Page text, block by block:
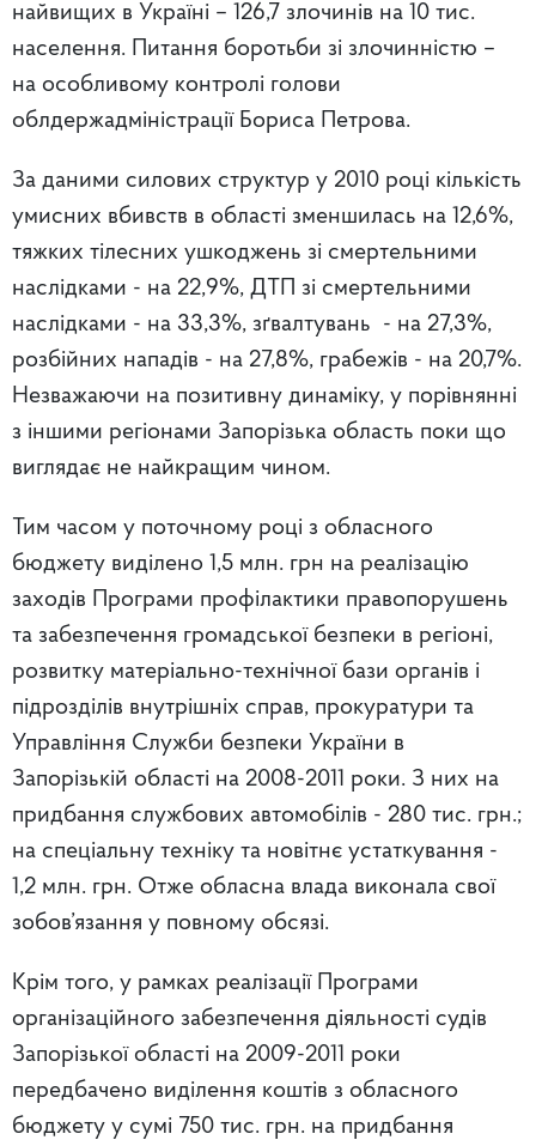
найвищих в Україні – 126,7 злочинів на 10 тис.
населення. Питання боротьби зі злочинністю –
на особливому контролі голови
облдержадміністрації Бориса Петрова.
За даними силових структур у 2010 році кількість
умисних вбивств в області зменшилась на 12,6%,
тяжких тілесних ушкоджень зі смертельними
наслідками - на 22,9%, ДТП зі смертельними
наслідками - на 33,3%, зґвалтувань - на 27,3%,
розбійних нападів - на 27,8%, грабежів - на 20,7%.
Незважаючи на позитивну динаміку, у порівнянні
з іншими регіонами Запорізька область поки що
виглядає не найкращим чином.
Тим часом у поточному році з обласного
бюджету виділено 1,5 млн. грн на реалізацію
заходів Програми профілактики правопорушень
та забезпечення громадської безпеки в регіоні,
розвитку матеріально-технічної бази органів і
підрозділів внутрішніх справ, прокуратури та
Управління Служби безпеки України в
Запорізькій області на 2008-2011 роки. З них на
придбання службових автомобілів - 280 тис. грн.;
на спеціальну техніку та новітнє устаткування -
1,2 млн. грн. Отже обласна влада виконала свої
зобов’язання у повному обсязі.
Крім того, у рамках реалізації Програми
організаційного забезпечення діяльності судів
Запорізької області на 2009-2011 роки
передбачено виділення коштів з обласного
бюджету у сумі 750 тис. грн. на придбання